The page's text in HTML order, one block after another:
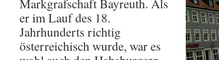
Markgrafschaft Bayreuth. Als
er im Lauf des 18.
Jahrhunderts richtig
österreichisch wurde, war es